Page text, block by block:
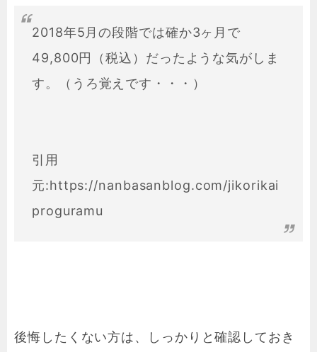
2018年5月の段階では確か3ヶ月で
49,800円（税込）だったような気がしま
す。（うろ覚えです・・・）
引用
元:https://nanbasanblog.com/jikorikai
proguramu
後悔したくない方は、しっかりと確認しておき